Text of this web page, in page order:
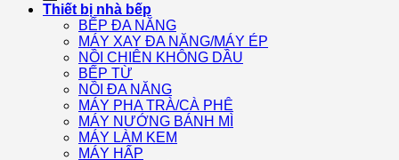
Thiết bị nhà bếp
BẾP ĐA NĂNG
MÁY XAY ĐA NĂNG/MÁY ÉP
NỒI CHIÊN KHÔNG DẦU
BẾP TỪ
NỒI ĐA NĂNG
MÁY PHA TRÀ/CÀ PHÊ
MÁY NƯỚNG BÁNH MÌ
MÁY LÀM KEM
MÁY HẤP